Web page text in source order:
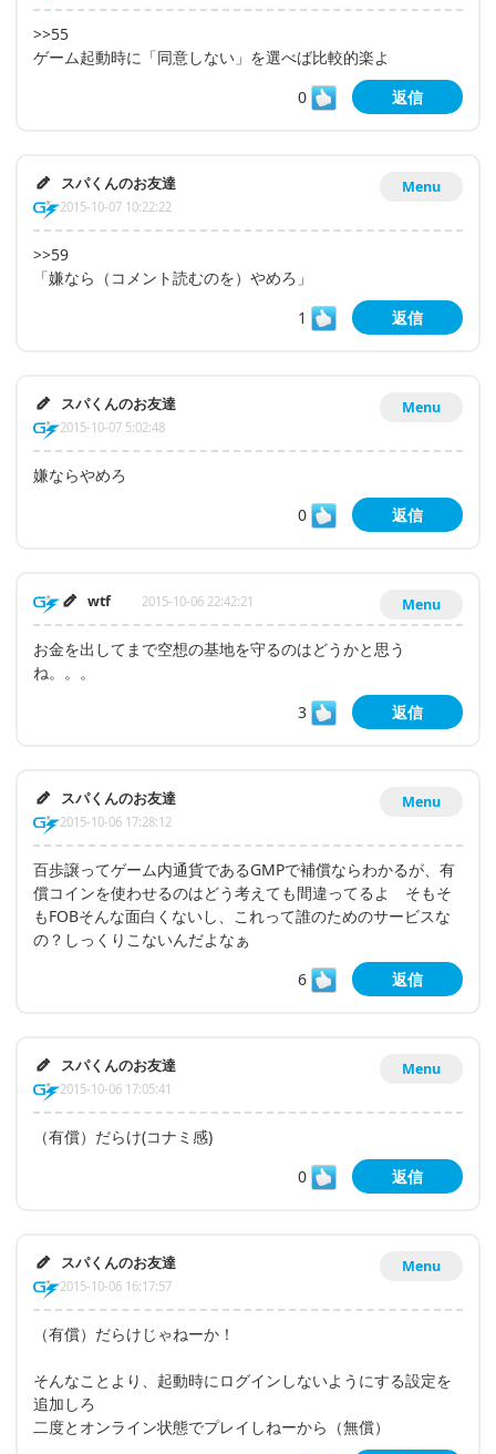
>>55
ゲーム起動時に「同意しない」を選べば比較的楽よ
0
返信
Menu
スパくんのお友達
2015-10-07 10:22:22
>>59
「嫌なら（コメント読むのを）やめろ」
1
返信
Menu
スパくんのお友達
2015-10-07 5:02:48
嫌ならやめろ
0
返信
Menu
wtf 2015-10-06 22:42:21
お金を出してまで空想の基地を守るのはどうかと思う
ね。。。
3
返信
Menu
スパくんのお友達
2015-10-06 17:28:12
百歩譲ってゲーム内通貨であるGMPで補償ならわかるが、有
償コインを使わせるのはどう考えても間違ってるよ そもそ
もFOBそんな面白くないし、これって誰のためのサービスな
の？しっくりこないんだよなぁ
6
返信
Menu
スパくんのお友達
2015-10-06 17:05:41
（有償）だらけ(コナミ感)
0
返信
Menu
スパくんのお友達
2015-10-06 16:17:57
（有償）だらけじゃねーか！
そんなことより、起動時にログインしないようにする設定を
追加しろ
二度とオンライン状態でプレイしねーから（無償）